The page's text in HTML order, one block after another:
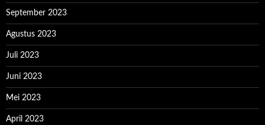
September 2023
Agustus 2023
Juli 2023
Juni 2023
Mei 2023
April 2023